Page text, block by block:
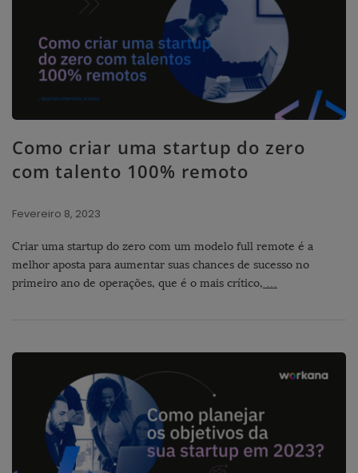
Como criar uma startup do zero
com talento 100% remoto
Fevereiro 8, 2023
Criar uma startup do zero com um modelo full remote é a
melhor aposta para aumentar suas chances de sucesso no
primeiro ano de operações, que é o mais crítico, …